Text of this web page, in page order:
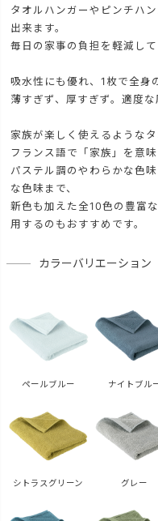
タオルハンガーやピンチハ
出来ます。
毎日の家事の負担を軽減し
吸水性にも優れ、1枚で全身
薄すぎず、厚すぎず。適度
家族が楽しく使えるような
フランス語で「家族」を意
パステル調のやわらかな色
な色味まで、
新色も加えた全10色の豊富
用するのもおすすめです。
カラーバリエーション
ペールブルー ナイトブル
シトラスグリーン グレー